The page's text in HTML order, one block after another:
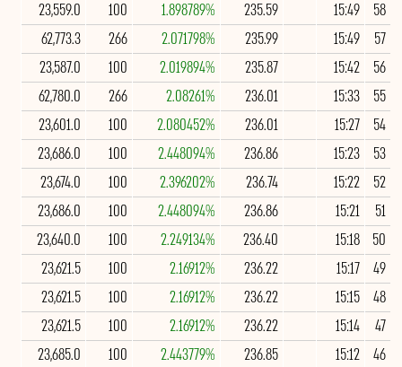
58
15:49
235.59
1.898789%
100
23,559.0
57
15:49
235.99
2.071798%
266
62,773.3
56
15:42
235.87
2.019894%
100
23,587.0
55
15:33
236.01
2.08261%
266
62,780.0
54
15:27
236.01
2.080452%
100
23,601.0
53
15:23
236.86
2.448094%
100
23,686.0
52
15:22
236.74
2.396202%
100
23,674.0
51
15:21
236.86
2.448094%
100
23,686.0
50
15:18
236.40
2.249134%
100
23,640.0
49
15:17
236.22
2.16912%
100
23,621.5
48
15:15
236.22
2.16912%
100
23,621.5
47
15:14
236.22
2.16912%
100
23,621.5
46
15:12
236.85
2.443779%
100
23,685.0